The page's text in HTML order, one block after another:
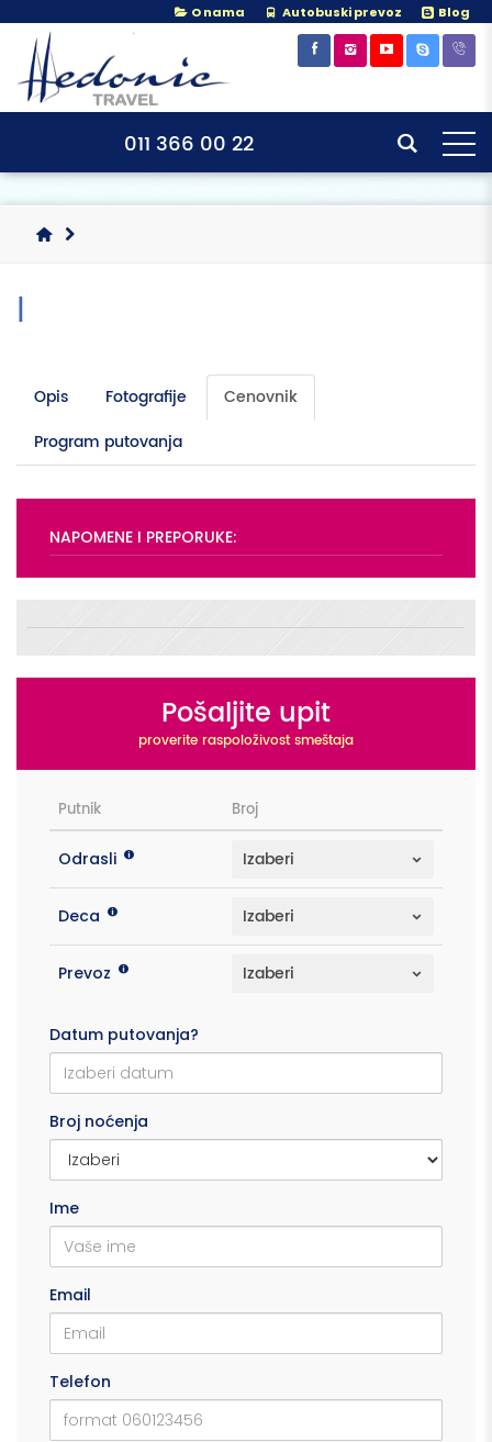
O nama Autobuski prevoz Blog
011 366 00 22
|
Opis Fotografije
Cenovnik
Program putovanja
NAPOMENE I PREPORUKE:
Pošaljite upit
proverite raspoloživost smeštaja
Putnik Broj
Odrasli
Deca
Prevoz
Datum putovanja?
Broj noćenja
Ime
Email
Telefon
×
×